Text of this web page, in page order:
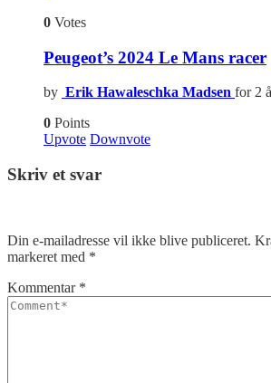
0 Votes
Peugeot’s 2024 Le Mans racer
by Erik Hawaleschka Madsen for 2
0 Points
Upvote Downvote
Skriv et svar
Din e-mailadresse vil ikke blive publiceret.
markeret med *
Kommentar *